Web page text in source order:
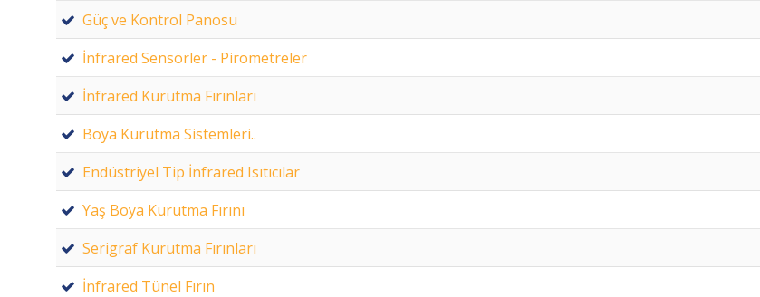
Güç ve Kontrol Panosu
İnfrared Sensörler - Pirometreler
İnfrared Kurutma Fırınları
Boya Kurutma Sistemleri..
Endüstriyel Tip İnfrared Isıtıcılar
Yaş Boya Kurutma Fırını
Serigraf Kurutma Fırınları
İnfrared Tünel Fırın